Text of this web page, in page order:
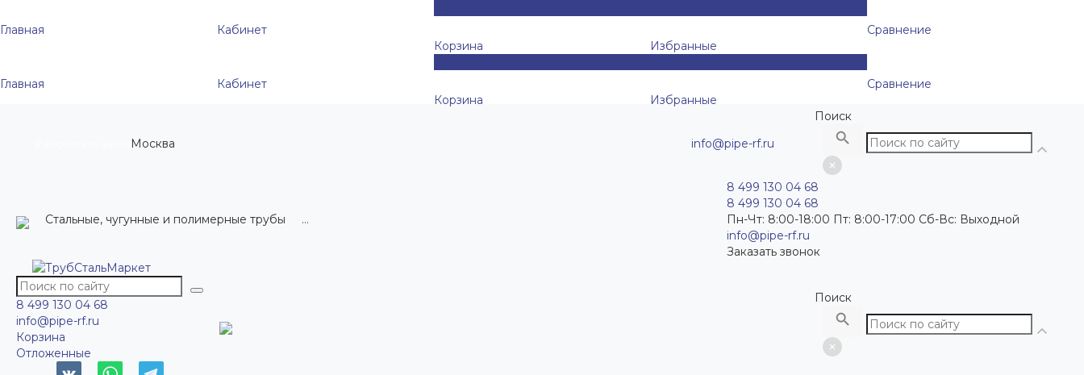
Главная Кабинет
Корзина Избранные
Сравнение
Главная Кабинет
Корзина Избранные
Сравнение
Москва info@pipe-rf.ru
Поиск
Стальные, чугунные и полимерные трубы ...
8 499 130 04 68
8 499 130 04 68
Пн-Чт: 8:00-18:00 Пт: 8:00-17:00 Сб-Вс: Выходной
info@pipe-rf.ru
Заказать звонок
8 499 130 04 68
info@pipe-rf.ru
Корзина
Отложенные
Поиск